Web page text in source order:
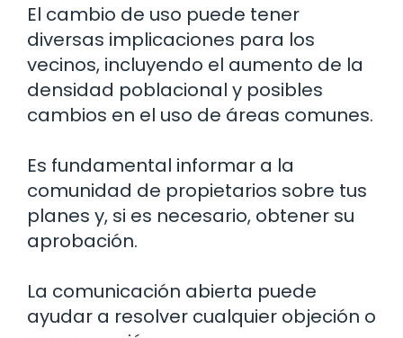
El cambio de uso puede tener
diversas implicaciones para los
vecinos, incluyendo el aumento de la
densidad poblacional y posibles
cambios en el uso de áreas comunes.
Es fundamental informar a la
comunidad de propietarios sobre tus
planes y, si es necesario, obtener su
aprobación.
La comunicación abierta puede
ayudar a resolver cualquier objeción o